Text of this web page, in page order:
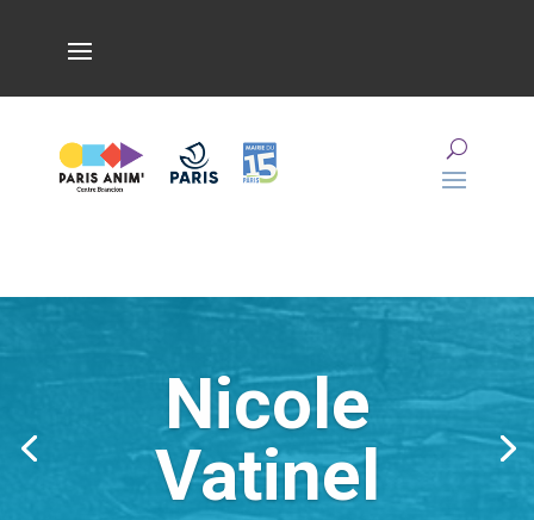
Nicole
Vatinel